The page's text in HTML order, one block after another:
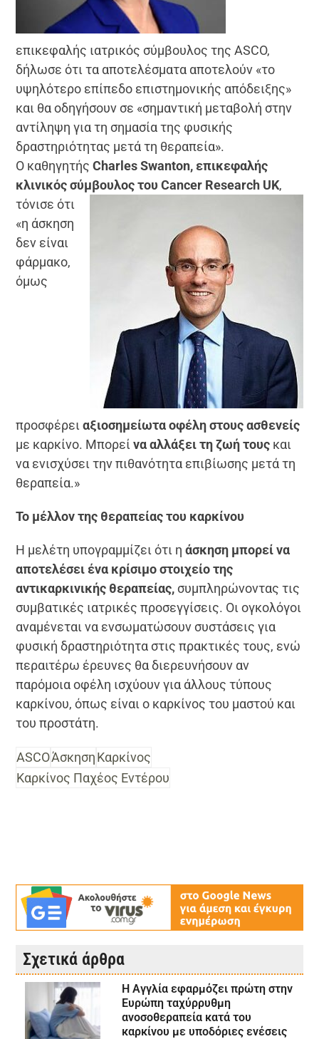
επικεφαλής ιατρικός σύμβουλος της ASCO,
δήλωσε ότι τα αποτελέσματα αποτελούν «το
υψηλότερο επίπεδο επιστημονικής απόδειξης»
και θα οδηγήσουν σε «σημαντική μεταβολή στην
αντίληψη για τη σημασία της φυσικής
δραστηριότητας μετά τη θεραπεία».
Ο καθηγητήςCharles Swanton, επικεφαλής
κλινικός σύμβουλος του Cancer Research UK,
τόνισε ότι
«η άσκηση
δεν είναι
φάρμακο,
όμως
προσφέρει αξιοσημείωτα οφέλη στους ασθενείς
με καρκίνο. Μπορείνα αλλάξει τη ζωή τους και
να ενισχύσει την πιθανότητα επιβίωσης μετά τη
θεραπεία.»
Το μέλλον της θεραπείας του καρκίνου
Η μελέτη υπογραμμίζει ότι η άσκηση μπορεί να
αποτελέσει ένα κρίσιμο στοιχείο της
αντικαρκινικής θεραπείας, συμπληρώνοντας τις
συμβατικές ιατρικές προσεγγίσεις. Οι ογκολόγοι
αναμένεται να ενσωματώσουν συστάσεις για
φυσική δραστηριότητα στις πρακτικές τους, ενώ
περαιτέρω έρευνες θα διερευνήσουν αν
παρόμοια οφέλη ισχύουν για άλλους τύπους
καρκίνου, όπως είναι ο καρκίνος του μαστού και
του προστάτη.
ASCOΆσκησηΚαρκίνος
Καρκίνος Παχέος Εντέρου
Σχετικά άρθρα
Η Αγγλία εφαρμόζει πρώτη στην
Ευρώπη ταχύρρυθμη
ανοσοθεραπεία κατά του
καρκίνου με υποδόριες ενέσεις